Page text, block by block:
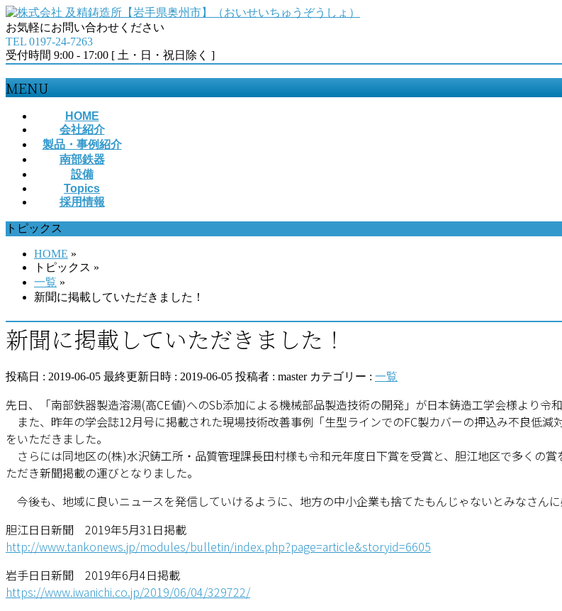
お気軽にお問い合わせください
TEL 0197-24-7263
受付時間 9:00 - 17:00 [ 土・日・祝日除く ]
MENU
す
HOME
会社紹介
製品・事例紹介
南部鉄器
設備
Topics
採用情報
トピックス
HOME »
トピックス »
一覧 »
新聞に掲載していただきました！
新聞に掲載していただきました！
投稿日 : 2019-06-05 最終更新日時 : 2019-06-05 投稿者 : master カテゴリー : 一覧
先日、「南部鉄器製造溶湯(高CE値)へのSb添加による機械部品製造技術の開発」が日本鋳造工学会様より令
また、昨年の学会誌12月号に掲載された現場技術改善事例「生型ラインでのFC製カバーの押込み不良低
をいただきました。
さらには同地区の(株)水沢鋳工所・品質管理課長田村様も令和元年度日下賞を受賞と、胆江地区で多くの
ただき新聞掲載の運びとなりました。
今後も、地域に良いニュースを発信していけるように、地方の中小企業も捨てたもんじゃないとみなさん
胆江日日新聞 2019年5月31日掲載
http://www.tankonews.jp/modules/bulletin/index.php?page=article&storyid=6605
岩手日日新聞 2019年6月4日掲載
https://www.iwanichi.co.jp/2019/06/04/329722/